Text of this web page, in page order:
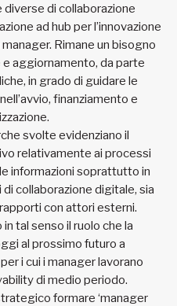
di collaborazione
ad hub per l’innovazione
Rimane un bisogno
aggiornamento, da parte
in grado di guidare le
finanziamento e
svolte evidenziano il
relativamente ai processi
informazioni soprattutto in
collaborazione digitale, sia
rapporti con attori esterni.
tal senso il ruolo che la
al prossimo futuro a
i cui i manager lavorano
di medio periodo.
formare ‘manager